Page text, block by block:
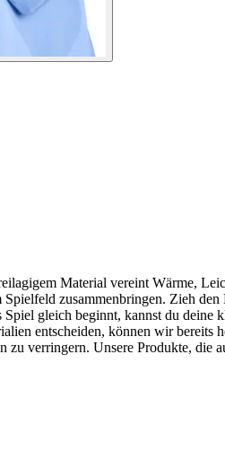
Material vereint Wärme,
zusammenbringen. Zieh
gleich beginnt, kannst du deine
entscheiden, können wir
verringern. Unsere Produkte, die